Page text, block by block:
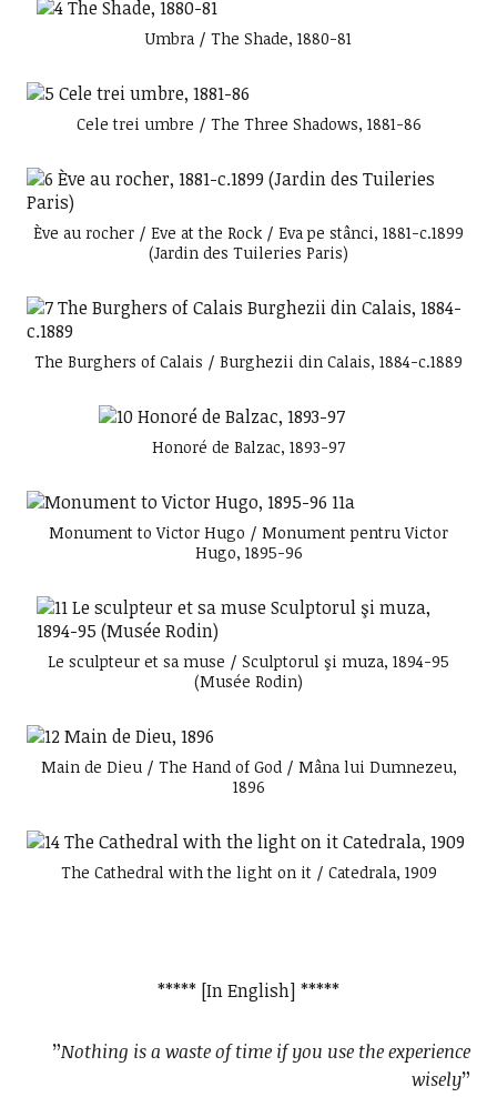
Umbra / The Shade, 1880-81
Cele trei umbre / The Three Shadows, 1881-86
Ève au rocher / Eve at the Rock / Eva pe stânci, 1881-c.1899
(Jardin des Tuileries Paris)
The Burghers of Calais / Burghezii din Calais, 1884-c.1889
Honoré de Balzac, 1893-97
Monument to Victor Hugo / Monument pentru Victor
Hugo, 1895-96
Le sculpteur et sa muse / Sculptorul şi muza, 1894-95
(Musée Rodin)
Main de Dieu / The Hand of God / Mâna lui Dumnezeu,
1896
The Cathedral with the light on it / Catedrala, 1909
***** [In English] *****
”Nothing is a waste of time if you use the experience
wisely”